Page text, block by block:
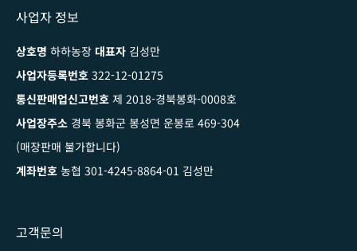
사업자 정보
상호명 하하농장 대표자 김성만
사업자등록번호 322-12-01275
통신판매업신고번호 제 2018-경북봉화-0008호
사업장주소 경북 봉화군 봉성면 운봉로 469-304
(매장판매 불가합니다)
계좌번호 농협 301-4245-8864-01 김성만
고객문의